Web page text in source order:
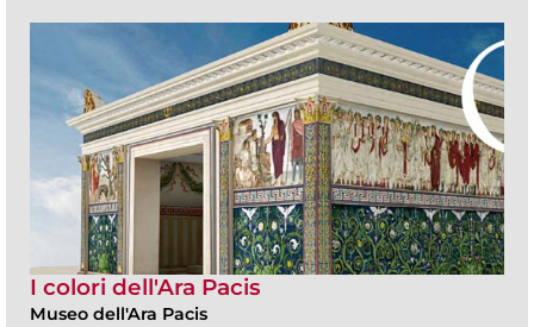
I colori dell'Ara Pacis
Museo dell'Ara Pacis